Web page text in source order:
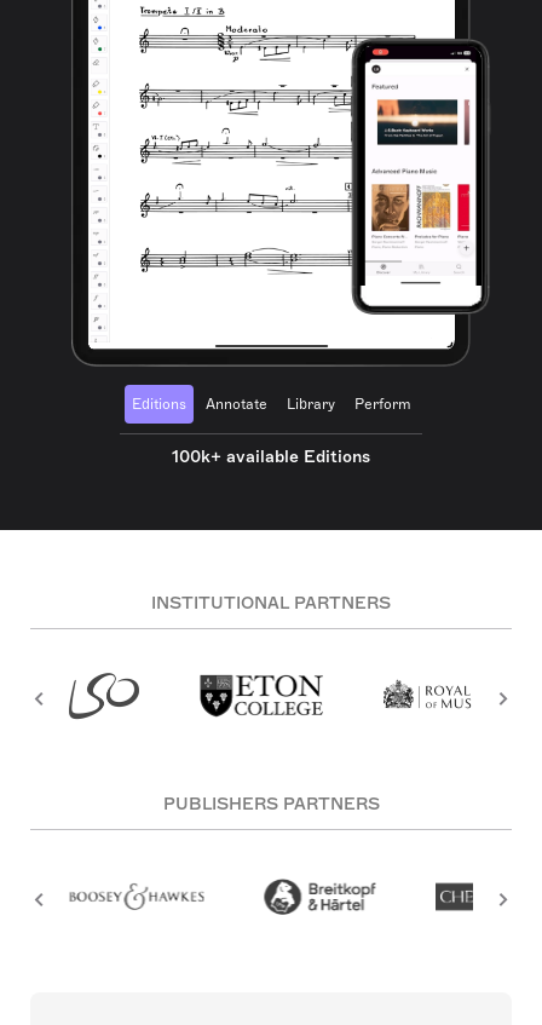
Editions Annotate Library Perform
100k+ available Editions
INSTITUTIONAL PARTNERS
PUBLISHERS PARTNERS